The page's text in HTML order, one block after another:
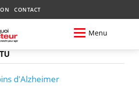
CONTACT
Menu
d'Alzheimer